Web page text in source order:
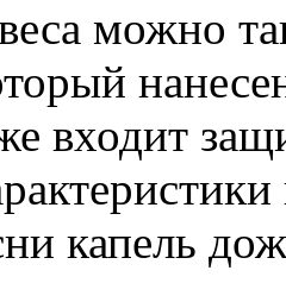
можно
входит
капель